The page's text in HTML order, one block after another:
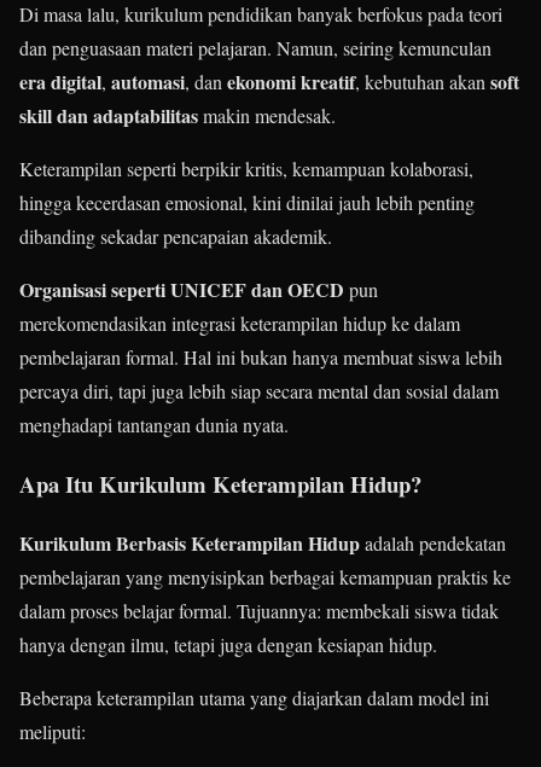
Di masa lalu, kurikulum pendidikan banyak berfokus pada teori
dan penguasaan materi pelajaran. Namun, seiring kemunculan
era digital, automasi, danekonomi kreatif, kebutuhan akansoft
skill dan adaptabilitasmakin mendesak.
Keterampilan seperti berpikir kritis, kemampuan kolaborasi,
hingga kecerdasan emosional, kini dinilai jauh lebih penting
dibanding sekadar pencapaian akademik.
Organisasi seperti UNICEF dan OECD pun
merekomendasikan integrasi keterampilan hidup ke dalam
pembelajaran formal. Hal ini bukan hanya membuat siswa lebih
percaya diri, tapi juga lebih siap secara mental dan sosial dalam
menghadapi tantangan dunia nyata.
Apa Itu Kurikulum Keterampilan Hidup?
Kurikulum Berbasis Keterampilan Hidupadalah pendekatan
pembelajaran yang menyisipkan berbagai kemampuan praktis ke
dalam proses belajar formal. Tujuannya: membekali siswa tidak
hanya dengan ilmu, tetapi juga dengan kesiapan hidup.
Beberapa keterampilan utama yang diajarkan dalam model ini
meliputi: